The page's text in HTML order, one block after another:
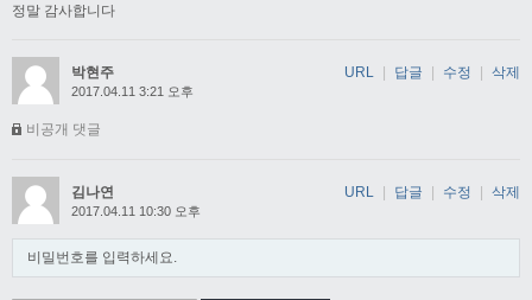
정말 감사합니다
박현주
2017.04.11 3:21 오후
비공개 댓글
URL 답글 수정 삭제
김나연
2017.04.11 10:30 오후
비밀번호를 입력하세요.
URL 답글 수정 삭제